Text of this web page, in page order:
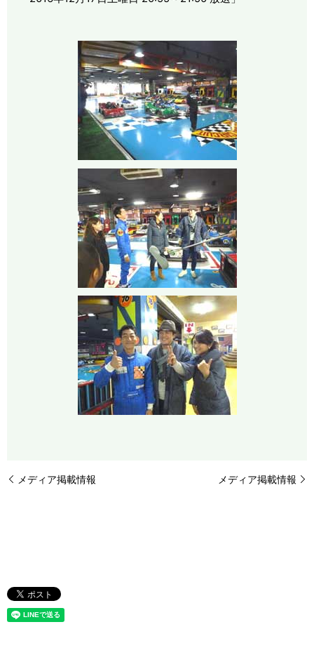
メディア掲載情報 メディア掲載情報